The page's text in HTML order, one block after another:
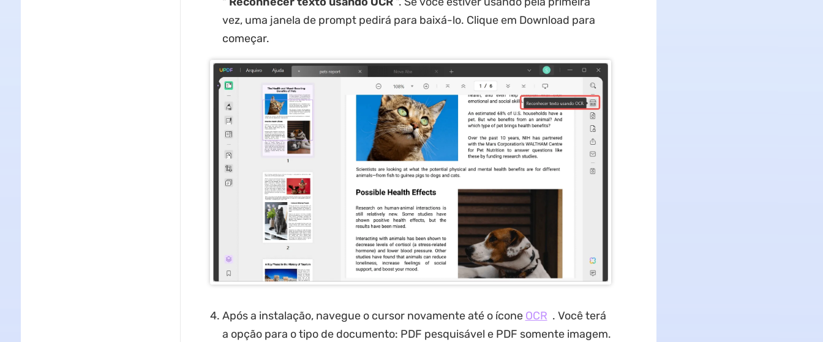
vez, uma janela de prompt pedirá para baixá-lo. Clique em Download para
começar.
Após a instalação, navegue o cursor novamente até o ícone OCR . Você terá
a opção para o tipo de documento: PDF pesquisável e PDF somente imagem.